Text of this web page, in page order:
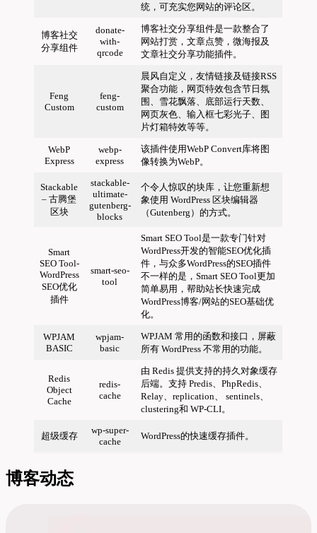
统，可充实您网站的评论区。
博客社交
分享组件
donate-
with-
qrcode
博客社交分享组件是一款整合了
网站打赏，文章点赞，微海报及
文章社交分享功能插件。
Feng
Custom
feng-
custom
晨风自定义，友情链接及链接RSS
聚合功能，网页特效包含节日氛
围、雪花飘落、底部运行天数、
网页灰色、输入框七彩光子、图
片灯箱特效等等。
WebP
Express
webp-
express
该插件使用WebP Convert库将图
像转换为WebP。
Stackable
– 古腾堡
区块
stackable-
ultimate-
gutenberg-
blocks
个令人惊叹的块库，让您重新想
象使用 WordPress 区块编辑器
（Gutenberg）的方式。
Smart
SEO Tool-
WordPress
SEO优化
插件
smart-seo-
tool
Smart SEO Tool是一款专门针对
WordPress开发的智能SEO优化插
件，与众多WordPress的SEO插件
不一样的是，Smart SEO Tool更加
简单易用，帮助站长快速完成
WordPress博客/网站的SEO基础优
化。
WPJAM
BASIC
wpjam-
basic
WPJAM 常用的函数和接口，屏蔽
所有 WordPress 不常用的功能。
Redis
Object
Cache
redis-
cache
由 Redis 提供支持的持久对象缓存
后端。支持 Predis、PhpRedis、
Relay、replication、 sentinels、
clustering和 WP-CLI。
超级缓存
wp-super-
cache
WordPress的快速缓存插件。
博客动态